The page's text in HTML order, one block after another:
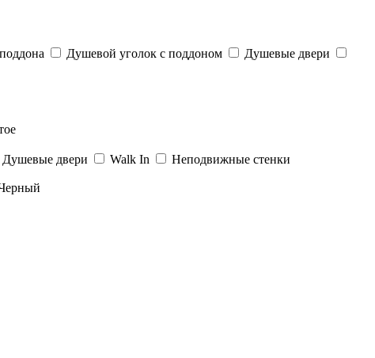
Душевой уголок с поддоном
Душевые двери
Душевые двери Walk In
Неподвижные стенки